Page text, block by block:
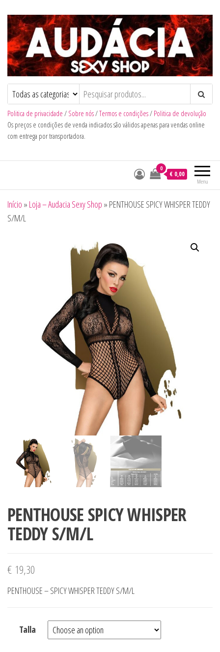
Audacia Sexy Shop
Politica de privacidade / Sobre nós/Termos e condições/ Politica de devolução
Os preços e condições de venda indicados são válidos apenas para vendas online
com entrega por transportadora.
Menu
0
€ 0,00
Início » Loja – Audacia Sexy Shop » PENTHOUSE SPICY WHISPER TEDDY
S/M/L
PENTHOUSE SPICY WHISPER
TEDDY S/M/L
€ 19,30
PENTHOUSE – SPICY WHISPER TEDDY S/M/L
Talla